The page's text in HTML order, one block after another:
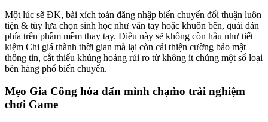
Một lúc sẽ ĐK, bài xích toán đăng nhập biến chuyển đổi thuận luôn
tiện & tùy lựa chọn sinh học như vân tay hoặc khuôn bên, quái đản
phía trên phầm mềm thay tay. Điều này sẽ không còn hầu như tiết
kiệm Chi giá thành thời gian mà lại còn cải thiện cường bảo mật
thông tin, cắt thiểu khủng hoảng rủi ro từ không ít chủng một số loại
bên hàng phổ biến chuyển.
Mẹo Gia Công hóa dấn mình chạm̀o trải nghiệm
chơi Game